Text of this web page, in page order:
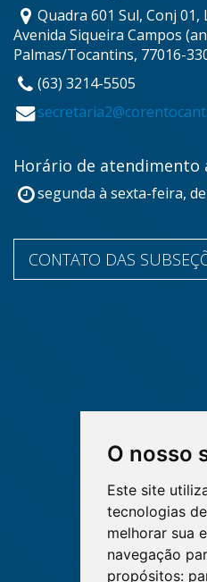
O nosso
Este site
tecnologias
melhorar sua
navegação
propósitos:
Quadra 601 Sul, Conj
Avenida Siqueira Campos
Palmas/Tocantins, 77016-
(63) 3214-5505
Horário de atendimento
segunda à sexta-feira, de
CONTATO DAS